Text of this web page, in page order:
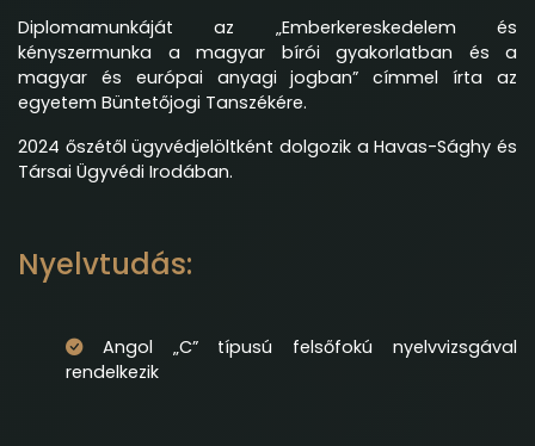
Diplomamunkáját az „Emberkereskedelem és
kényszermunka a magyar bírói gyakorlatban és a
magyar és európai anyagi jogban” címmel írta az
egyetem Büntetőjogi Tanszékére.
2024 őszétől ügyvédjelöltként dolgozik a Havas-Sághy és
Társai Ügyvédi Irodában.
Nyelvtudás:
Angol „C” típusú felsőfokú nyelvvizsgával
rendelkezik